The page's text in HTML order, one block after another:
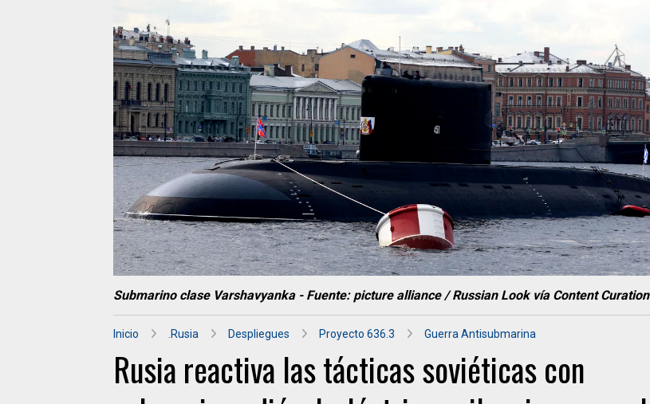
Submarino clase Varshavyanka - Fuente: picture alliance / Russian Look vía Content Curation
Inicio .Rusia Despliegues Proyecto 636.3 Guerra Antisubmarina
Rusia reactiva las tácticas soviéticas con